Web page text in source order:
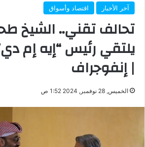
آخر الأخبار اقتصاد وأسواق
تحالف تقني.. الشيخ
يلتقي رئيس “إيه إم
| إنفوجراف
الخميس, 28 نوفمبر, 2024 1:52 ص